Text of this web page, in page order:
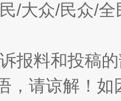
/大众/民众/
报料和投稿
，请谅解！